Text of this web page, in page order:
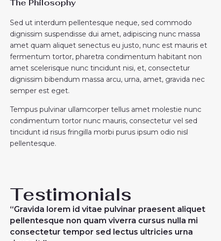
The Philosophy
Sed ut interdum pellentesque neque, sed commodo
dignissim suspendisse dui amet, adipiscing nunc massa
amet quam aliquet senectus eu justo, nunc est mauris et
fermentum tortor, pharetra condimentum habitant non
amet scelerisque nunc tincidunt nisi, et, consectetur
dignissim bibendum massa arcu, urna, amet, gravida nec
semper est eget.
Tempus pulvinar ullamcorper tellus amet molestie nunc
condimentum tortor nunc mauris, consectetur vel sed
tincidunt id risus fringilla morbi purus ipsum odio nisl
pellentesque.
Testimonials
“Gravida lorem id vitae pulvinar praesent aliquet
pellentesque non quam viverra cursus nulla mi
consectetur tempor sed lectus ultricies urna